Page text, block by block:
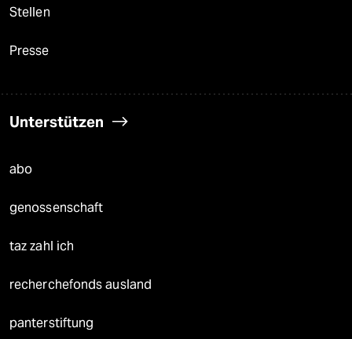
Stellen
Presse
Unterstützen
abo
genossenschaft
taz zahl ich
recherchefonds ausland
panterstiftung